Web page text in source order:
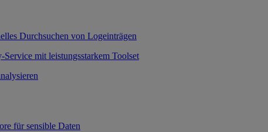
Durchsuchen von Logeinträgen
mit leistungsstarkem Toolset
für sensible Daten